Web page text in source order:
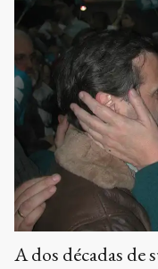
A dos décadas